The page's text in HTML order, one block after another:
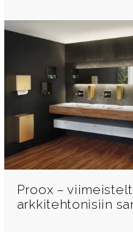
Proox –
arkkitehtonisiin